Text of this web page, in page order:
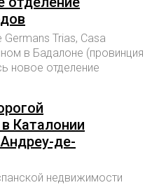
Trias, Casa
в Бадалоне (провинция
новое отделение
Каталонии
де-
недвижимости
в Барселоне
онлайн
923 413